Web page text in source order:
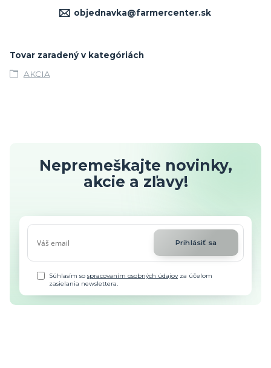
objednavka@farmercenter.sk
Tovar zaradený v kategóriách
AKCIA
Nepremeškajte novinky,
akcie a zľavy!
Prihlásiť sa
Súhlasím sospracovaním osobných údajovza účelom
zasielania newslettera.